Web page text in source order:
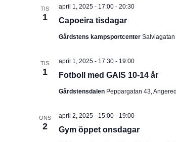
u
TIS
1 Capoeira tisdagar
april 1, 2025 - 17:00- 20:30
Gårdstens kampsportcenter Salviagatan
TIS
1 Fotboll med GAIS 10-14 år
april 1, 2025 - 17:30- 19:00
Gårdstensdalen Peppargatan 43,
ONS
2 Gym öppet onsdagar
april 2, 2025 - 15:00- 19:00